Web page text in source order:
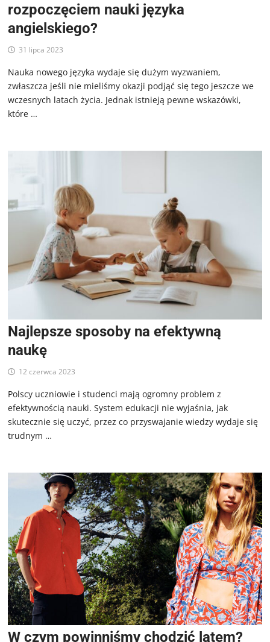
rozpoczęciem nauki języka
angielskiego?
31 lipca 2023
Nauka nowego języka wydaje się dużym wyzwaniem,
zwłaszcza jeśli nie mieliśmy okazji podjąć się tego jeszcze we
wczesnych latach życia. Jednak istnieją pewne wskazówki,
które …
Najlepsze sposoby na efektywną
naukę
12 czerwca 2023
Polscy uczniowie i studenci mają ogromny problem z
efektywnością nauki. System edukacji nie wyjaśnia, jak
skutecznie się uczyć, przez co przyswajanie wiedzy wydaje się
trudnym …
W czym powinniśmy chodzić latem?